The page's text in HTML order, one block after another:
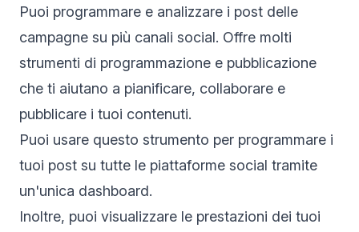
Puoi programmare e analizzare i post delle
campagne su più canali social. Offre molti
strumenti di programmazione e pubblicazione
che ti aiutano a pianificare, collaborare e
pubblicare i tuoi contenuti.
Puoi usare questo strumento per programmare i
tuoi post su tutte le piattaforme social tramite
un'unica dashboard.
Inoltre, puoi visualizzare le prestazioni dei tuoi